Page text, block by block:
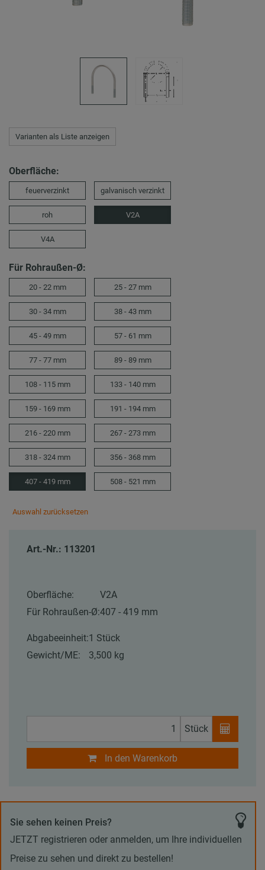
Varianten als Liste anzeigen
Oberfläche:
feuerverzinkt galvanisch verzinkt
roh V2A
V4A
Für Rohraußen-Ø:
20 - 22 mm 25 - 27 mm
30 - 34 mm 38 - 43 mm
45 - 49 mm 57 - 61 mm
77 - 77 mm 89 - 89 mm
108 - 115 mm 133 - 140 mm
159 - 169 mm 191 - 194 mm
216 - 220 mm 267 - 273 mm
318 - 324 mm 356 - 368 mm
407 - 419 mm 508 - 521 mm
Auswahl zurücksetzen
Art.-Nr.: 113201
Oberfläche:
V2A
Für Rohraußen-Ø:407 - 419 mm
Abgabeeinheit:1 Stück
Gewicht/ME:
3,500 kg
Stück
In den Warenkorb
Sie sehen keinen Preis?
JETZT registrieren oder anmelden, um Ihre individuellen
Preise zu sehen und direkt zu bestellen!